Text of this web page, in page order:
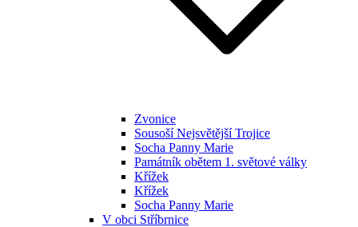
Zvonice
Sousoší Nejsvětější Trojice
Socha Panny Marie
Památník obětem 1. světové války
Křížek
Křížek
Socha Panny Marie
V obci Stříbrnice